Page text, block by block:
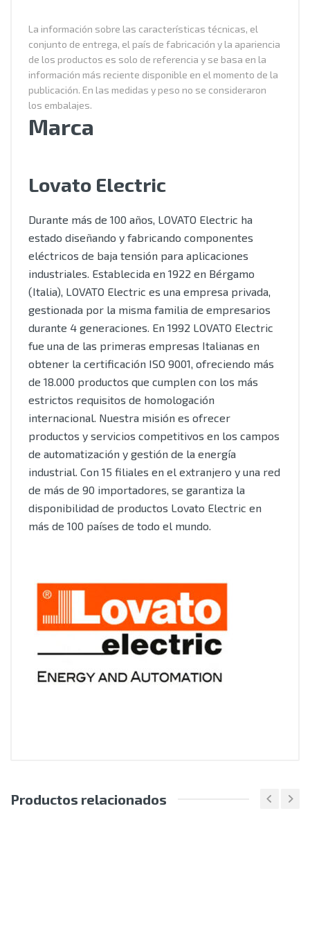
La información sobre las características técnicas, el
conjunto de entrega, el país de fabricación y la apariencia
de los productos es solo de referencia y se basa en la
información más reciente disponible en el momento de la
publicación. En las medidas y peso no se consideraron
los embalajes.
Marca
Lovato Electric
Durante más de 100 años, LOVATO Electric ha
estado diseñando y fabricando componentes
eléctricos de baja tensión para aplicaciones
industriales. Establecida en 1922 en Bérgamo
(Italia), LOVATO Electric es una empresa privada,
gestionada por la misma familia de empresarios
durante 4 generaciones. En 1992 LOVATO Electric
fue una de las primeras empresas Italianas en
obtener la certificación ISO 9001, ofreciendo más
de 18.000 productos que cumplen con los más
estrictos requisitos de homologación
internacional. Nuestra misión es ofrecer
productos y servicios competitivos en los campos
de automatización y gestión de la energía
industrial. Con 15 filiales en el extranjero y una red
de más de 90 importadores, se garantiza la
disponibilidad de productos Lovato Electric en
más de 100 países de todo el mundo.
Productos relacionados